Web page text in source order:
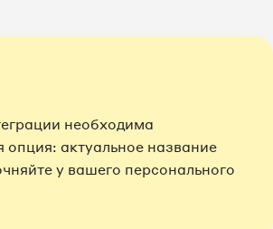
необходима
опция: актуальное название
у вашего персонального